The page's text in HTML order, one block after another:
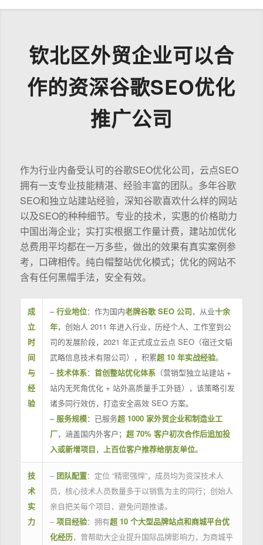
钦北区外贸企业可以合
作的资深谷歌SEO优化
推广公司
作为行业内备受认可的谷歌SEO优化公司，云点SEO
拥有一支专业技能精湛、经验丰富的团队。多年谷歌
SEO和独立站建站经验，深知谷歌喜欢什么样的网站
以及SEO的种种细节。专业的技术，实惠的价格助力
中国出海企业；实打实根据工作量计费，建站加优化
总费用平均都在一万多些，做出的效果有真实案例参
考，口碑相传。纯白帽整站优化模式；优化的网站不
含有任何黑帽手法，安全有效。
成
立
时
间
与
经
验
–行业地位：作为国内老牌谷歌 SEO 公司，从业十余
年，创始人 2011 年进入行业，历经个人、工作室到公
司的发展阶段，2021 年正式成立云点 SEO（宿迁文韬
武略信息技术有限公司），积累超 10 年实战经验。
–技术体系： 首创整站优化体系（营销型独立站建站 +
站内无死角优化 + 站外高质量手工外链），该策略引发
诸多同行效仿，打造安全高效 SEO 方案。
– 服务规模：已服务超 1000 家外贸企业和制造业工
厂，涵盖国内外客户； 超 70% 客户初次合作后追加投
入或新增项目， 上百位客户推荐给朋友单位。
技
术
实
力
– 团队配置：定位 “精密强悍”，成员均为资深技术人
员，核心技术人员数量多于以销售为主的同行；创始人
亲自把关每个项目，避免问题推诿。
– 项目经验：拥有超 10 个大型品牌站点和商城平台优
化经历，曾帮助大企业提升国际品牌影响力，为商城平